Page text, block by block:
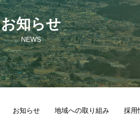
お知らせ
NEWS
お知らせ 地域への取り組み 採用